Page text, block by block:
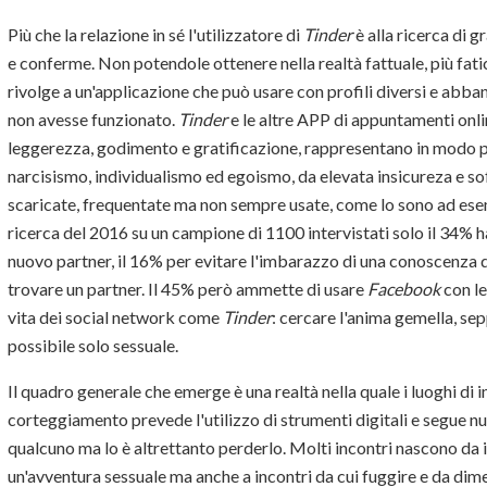
Più che la relazione in sé l'utilizzatore di Tinderè alla ricerca di
e conferme. Non potendole ottenere nella realtà fattuale, più
rivolge a un'applicazione che può usare con profili diversi e
non avesse funzionato. Tindere le altre APP di appuntamenti
leggerezza, godimento e gratificazione, rappresentano in
narcisismo, individualismo ed egoismo, da elevata insicureza e
scaricate, frequentate ma non sempre usate, come lo sono ad
ricerca del 2016 su un campione di 1100 intervistati solo il 34%
nuovo partner, il 16% per evitare l'imbarazzo di una
trovare un partner. Il 45% però ammette di usare Facebookcon
vita dei social network come Tinder: cercare l'anima gemella,
possibile solo sessuale.
Il quadro generale che emerge è una realtà nella quale i luoghi
corteggiamento prevede l'utilizzo di strumenti digitali e segue
qualcuno ma lo è altrettanto perderlo. Molti incontri nascono da
un'avventura sessuale ma anche a incontri da cui fuggire e da